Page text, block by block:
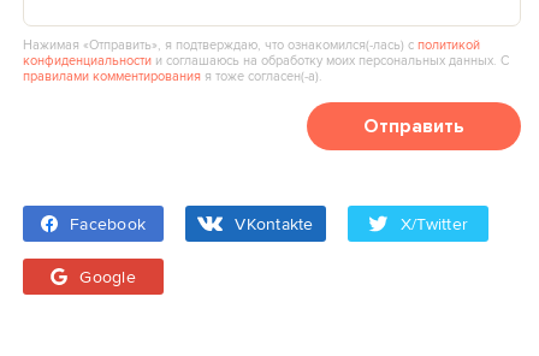
Нажимая «Отправить», я подтверждаю, что ознакомился(‑лась) сполитикой
конфиденциальности и соглашаюсь на обработку моих персональных данных. С
правилами комментирования я тоже согласен(‑а).
Отправить
Facebook VKontakte X/Twitter
Google